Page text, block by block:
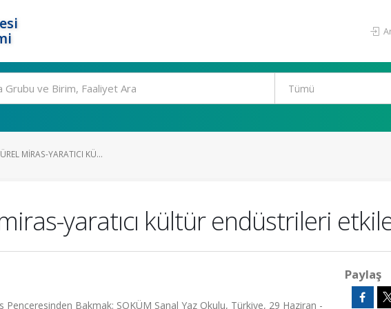
MIRAS-YARATICI KÜ...
yaratıcı kültür endüstrileri
Bakmak: SOKÜM Sanal Yaz Okulu, Türkiye, 29 Haziran -
Paylaş